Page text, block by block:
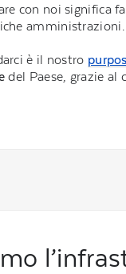
con noi significa
amministrazioni.
è il nostro
del Paese, grazie